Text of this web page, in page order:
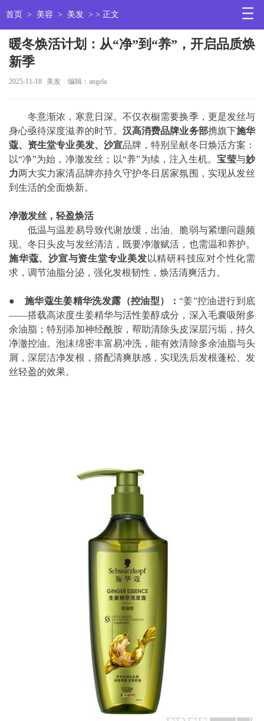
首页 > 美容 > 美发 > > 正文
暖冬焕活计划：从“净”到“养”，开启品质焕
新季
2025-11-18 美发 编辑：angela
冬意渐浓，寒意日深。不仅衣橱需要换季，更是发丝与
身心亟待深度滋养的时节。 汉高消费品牌业务部携旗下施华
蔻、资生堂专业美发、沙宣品牌，特别呈献冬日焕活方案：
以“净”为始，净澈发丝；以“养”为续，注入生机。宝莹与妙
力两大实力家清品牌亦持久守护冬日居家氛围，实现从发丝
到生活的全面焕新。
净澈发丝，轻盈焕活
低温与温差易导致代谢放缓，出油、脆弱与紧绷问题频
现。冬日头皮与发丝清洁，既要净澈赋活，也需温和养护。
施华蔻、沙宣与资生堂专业美发 以精研科技应对个性化需
求，调节油脂分泌，强化发根韧性，焕活清爽活力。
● 施华蔻生姜精华洗发露（控油型）： “姜”控油进行到底
——搭载高浓度生姜精华与活性姜醇成分，深入毛囊吸附多
余油脂；特别添加神经酰胺，帮助清除头皮深层污垢，持久
净澈控油。泡沫绵密丰富易冲洗，能有效清除多余油脂与头
屑，深层洁净发根，搭配清爽肤感，实现洗后发根蓬松、发
丝轻盈的效果。